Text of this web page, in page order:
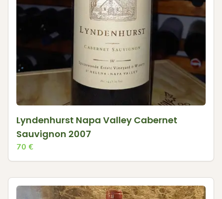
Lyndenhurst Napa Valley Cabernet
Sauvignon 2007
70 €